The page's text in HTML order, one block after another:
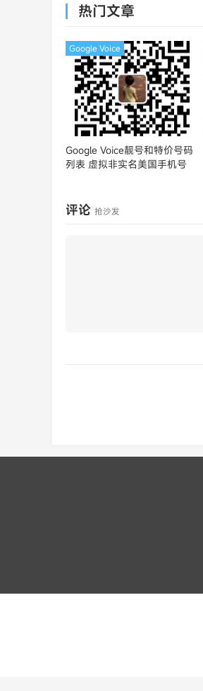
热门文章
Google Voice靓号和特价号码
列表 虚拟非实名美国手机号
Google Voice
评论 抢沙发